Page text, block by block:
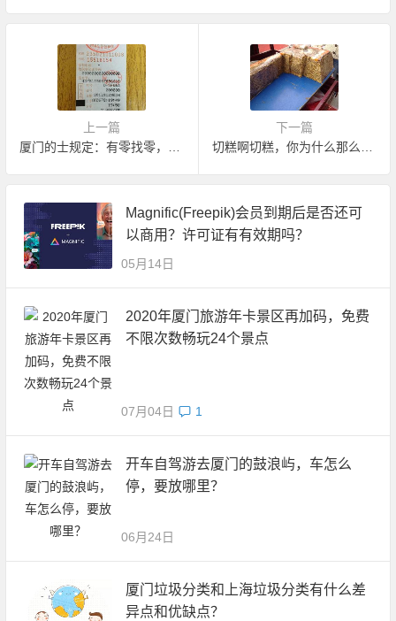
上一篇
厦门的士规定：有零找零，无零让利
下一篇
切糕啊切糕，你为什么那么沉?
Magnific(Freepik)会员到期后是否还可
以商用？许可证有有效期吗？
05月14日
2020年厦门旅游年卡景区再加码，免费
不限次数畅玩24个景点
07月04日 1
开车自驾游去厦门的鼓浪屿，车怎么
停，要放哪里？
06月24日
厦门垃圾分类和上海垃圾分类有什么差
异点和优缺点？